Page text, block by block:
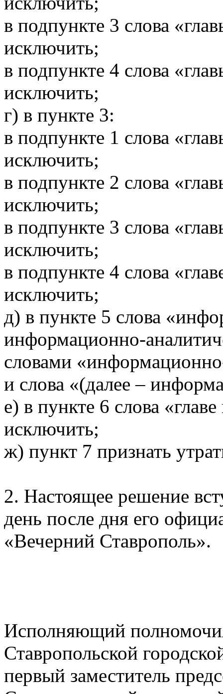
в подпункте 3 слова
исключить;
в подпункте 4 слова
исключить;
г) в пункте 3:
в подпункте 1 слова
исключить;
в подпункте 2 слова
исключить;
в подпункте 3 слова
исключить;
в подпункте 4 слова
исключить;
д) в пункте 5 слова
информационно-
словами
и слова «(далее –
е) в пункте 6 слова
исключить;
ж) пункт 7 признать
2. Настоящее решение
день после дня его
«Вечерний Ставрополь».
Исполняющий
Ставропольской
первый заместитель